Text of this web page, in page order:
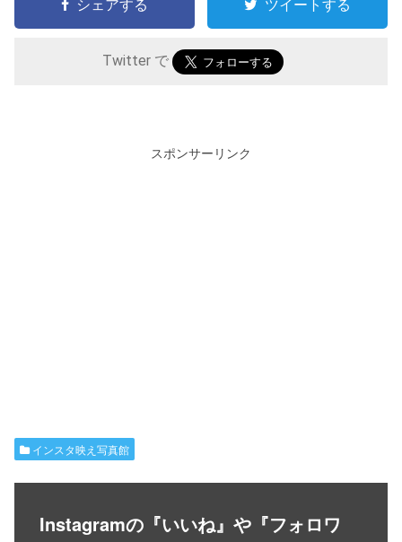
シェアする ツイートする
Twitter で
スポンサーリンク
インスタ映え写真館
Instagramの『いいね』や『フォロワ